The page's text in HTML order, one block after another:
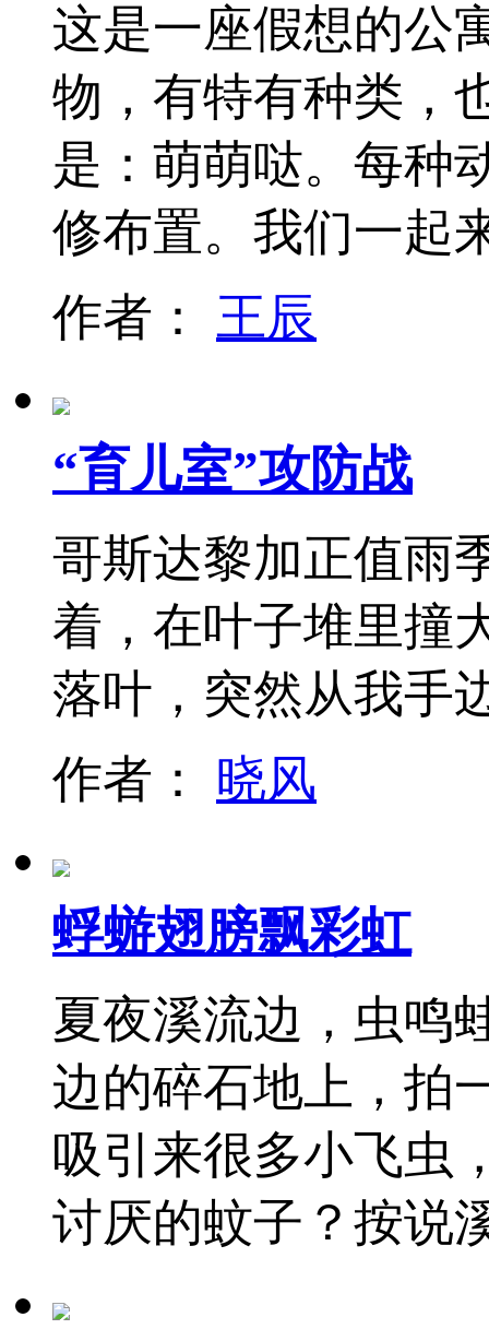
这是一座假想的公
物，有特有种类，
是：萌萌哒。每种
修布置。我们一
作者： 王辰
“育儿室”攻防战
哥斯达黎加正值雨
着，在叶子堆里撞
落叶，突然从我手
作者： 晓风
蜉蝣翅膀飘彩虹
夏夜溪流边，虫鸣
边的碎石地上，拍
吸引来很多小飞虫
讨厌的蚊子？按